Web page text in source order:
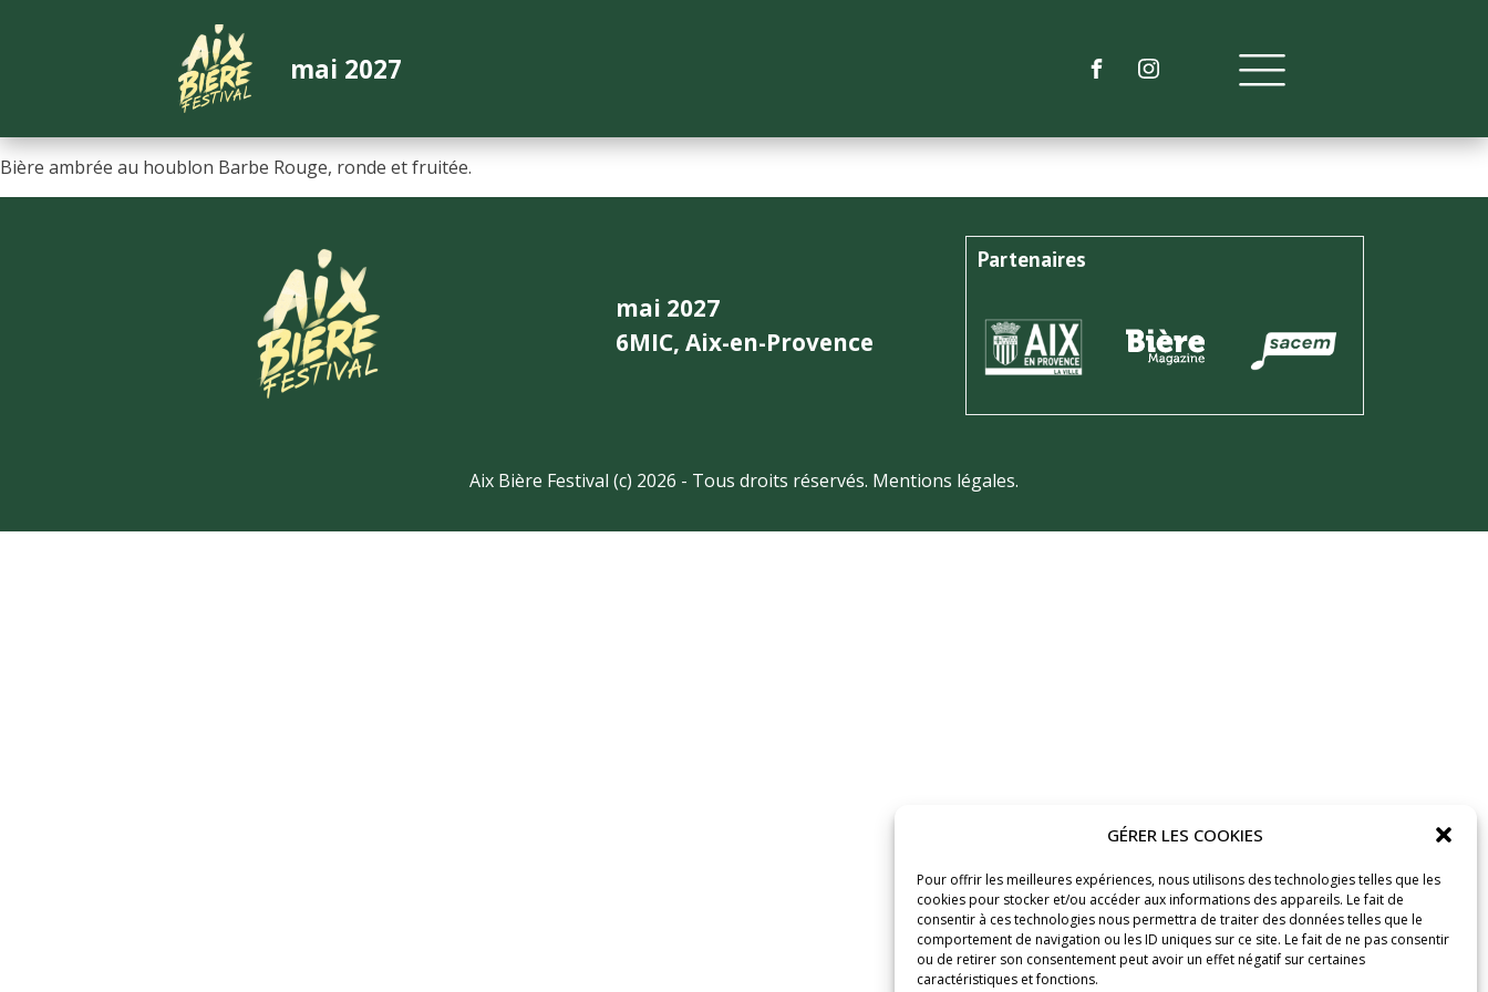
GÉRER LES COOKIES
Pour offrir les meilleures expériences, nous utilisons des technologies telles que les
cookies pour stocker et/ou accéder aux informations des appareils. Le fait de
consentir à ces technologies nous permettra de traiter des données telles que le
comportement de navigation ou les ID uniques sur ce site. Le fait de ne pas consentir
ou de retirer son consentement peut avoir un effet négatif sur certaines
caractéristiques et fonctions.
mai 2027
Bière ambrée au houblon Barbe Rouge, ronde et fruitée.
mai 2027
6MIC, Aix-en-Provence
Partenaires
Aix Bière Festival (c) 2026 - Tous droits réservés. Mentions légales.